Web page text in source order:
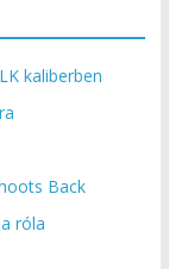
kaliberben
Back
róla